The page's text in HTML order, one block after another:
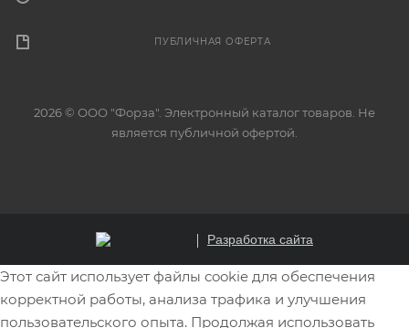
ПУБЛИЧНАЯ ОФЕРТА
2026 © ООО "Форза". Электронный каталог товаров. Не
является публичной офертой.
Разработка сайта
Этот сайт использует файлы cookie для обеспечения
корректной работы, анализа трафика и улучшения
пользовательского опыта. Продолжая использовать